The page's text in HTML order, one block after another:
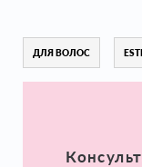
ДЛЯ ВОЛОС